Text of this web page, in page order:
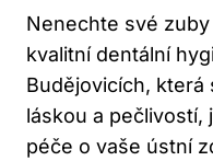
Nenechte své
kvalitní dentální
Budějovicích, která
láskou a pečlivostí,
péče o vaše ústní